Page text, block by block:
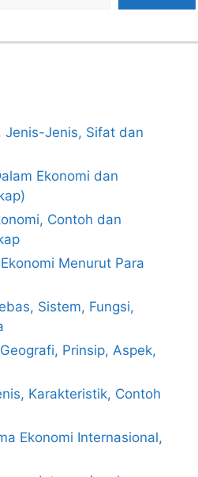
Jenis-Jenis, Sifat dan
Ekonomi dan
Contoh dan
Menurut Para
Sistem, Fungsi,
Prinsip, Aspek,
Karakteristik, Contoh
Ekonomi Internasional,